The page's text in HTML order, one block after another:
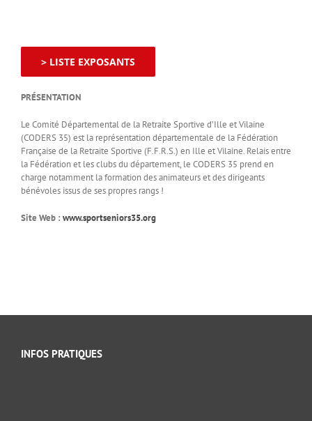
> LISTE EXPOSANTS
PRÉSENTATION
Le Comité Départemental de la Retraite Sportive d’Ille et Vilaine
(CODERS 35) est la représentation départementale de la Fédération
Française de la Retraite Sportive (F.F.R.S.) en Ille et Vilaine. Relais entre
la Fédération et les clubs du département, le CODERS 35 prend en
charge notamment la formation des animateurs et des dirigeants
bénévoles issus de ses propres rangs !
Site Web : www.sportseniors35.org
INFOS PRATIQUES